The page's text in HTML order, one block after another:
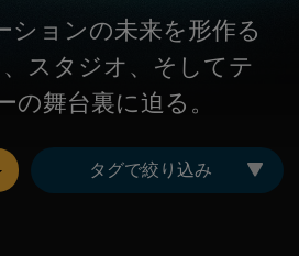
ションの未来を形作る
スタジオ、そしてテ
の舞台裏に迫る。
タグで絞り込み